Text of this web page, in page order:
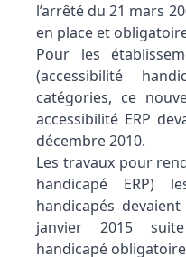
l’arrêté du 21 mars
en place et
Pour les
(accessibilité
catégories, ce
accessibilité ERP
décembre 2010.
Les travaux pour
handicapé ERP)
handicapés
janvier 2015
handicapé